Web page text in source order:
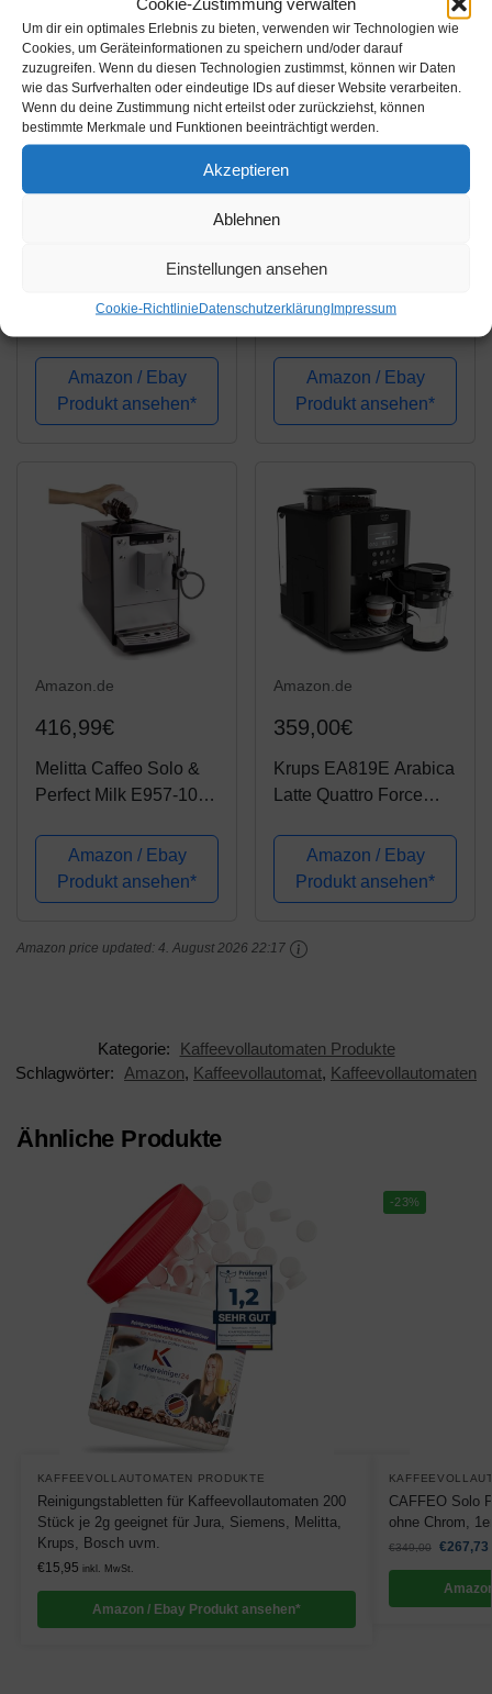
Um dir ein optimales Erlebnis zu bieten, verwenden wir Technologien wie
Cookies, um Geräteinformationen zu speichern und/oder darauf
zuzugreifen. Wenn du diesen Technologien zustimmst, können wir Daten
wie das Surfverhalten oder eindeutige IDs auf dieser Website verarbeiten.
Wenn du deine Zustimmung nicht erteilst oder zurückziehst, können
bestimmte Merkmale und Funktionen beeinträchtigt werden.
Akzeptieren
Ablehnen
Einstellungen ansehen
Cookie-RichtlinieDatenschutzerklärungImpressum
schwarz
Cappuccino ETAM
29.660.SB
Kaffeevollautomat mit
Milchsystem,
Cappuccino und
Digitaldisplay mit
Klartext,...
Amazon / Ebay
Produkt ansehen*
23.466.S
Kaffeevollautomat mit
Milchsystem,
Cappuccino und
Espresso auf
Klartext, 2-Tassen-
Funktion, Großer 1,8...
Amazon / Ebay
Produkt ansehen*
Amazon.de
416,99€
Melitta Caffeo Solo &
Perfect Milk E957-103
Kaffeevollautomat mit
Auto-Cappuccinatore |
Automatische
| Automatische...
Amazon / Ebay
Produkt ansehen*
Amazon.de
359,00€
Krups EA819E Arabica
Latte Quattro Force
(1450 Watt,
Wassertankkapazität:
1,7 Liter, Pumpendruck:
Platin-schwarz
Amazon / Ebay
Produkt ansehen*
Amazon price updated: 4. August 2026 22:17
Kategorie:
Kaffeevollautomaten Produkte
Schlagwörter:
Amazon, Kaffeevollautomat, Kaffeevollautomaten
Ähnliche Produkte
KAFFEEVOLLAUTOMATEN PRODUKTE
Reinigungstabletten für Kaffeevollautomaten 200
Stück je 2g geeignet für Jura, Siemens, Melitta,
Krups, Bosch uvm.
€15,95 inkl. MwSt.
Amazon / Ebay Produkt ansehen*
-23%
CAFFEO Solo
ohne Chrom,
€349,00 €267,73